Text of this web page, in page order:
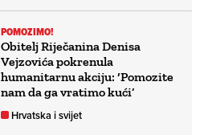
POMOZIMO!
Obitelj Riječanina Denisa
Vejzovića pokrenula
humanitarnu akciju: ‘Pomozite
nam da ga vratimo kući’
Hrvatska i svijet